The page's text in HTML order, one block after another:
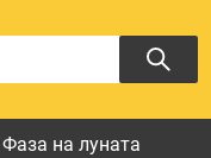
Фаза на луната